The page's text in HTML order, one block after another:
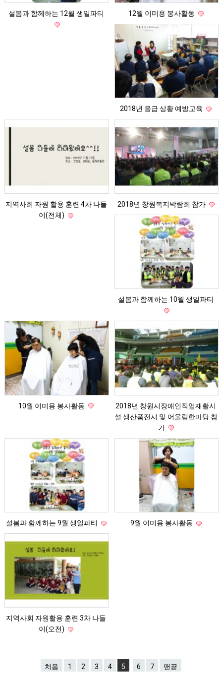
설봄과 함께하는 12월 생일파티 12월 이미용 봉사활동
2018년 응급 상황 예방교육
지역사회 자원 활용 훈련 4차 나들
이(전체)
2018년 창원복지박람회 참가
설봄과 함께하는 10월 생일파티
10월 이미용 봉사활동
2018년 창원시장애인직업재활시
설 생산품전시 및 어울림한마당 참
가
설봄과 함께하는 9월 생일파티 9월 이미용 봉사활동
지역사회 자원활용 훈련 3차 나들
이(오전)
처음 1 2 3 4 5 6 7 맨끝